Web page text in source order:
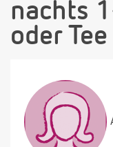
nachts
oder